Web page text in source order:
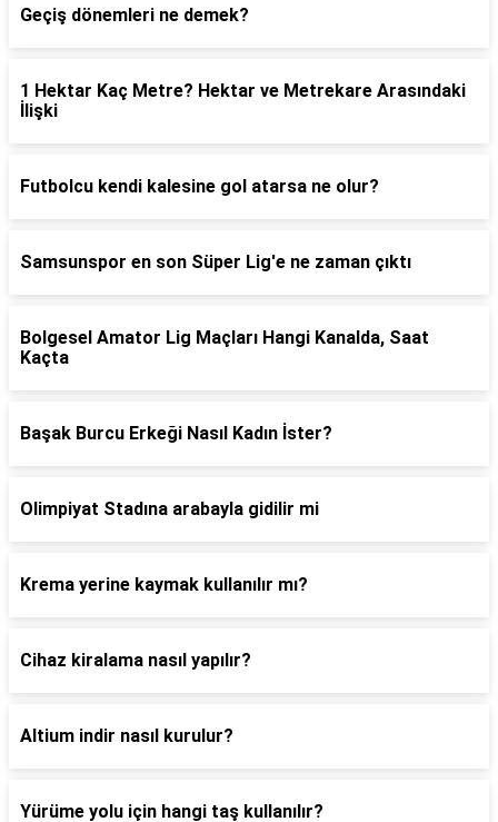
Geçiş dönemleri ne demek?
1 Hektar Kaç Metre? Hektar ve Metrekare Arasındaki
İlişki
Futbolcu kendi kalesine gol atarsa ne olur?
Samsunspor en son Süper Lig'e ne zaman çıktı
Bolgesel Amator Lig Maçları Hangi Kanalda, Saat
Kaçta
Başak Burcu Erkeği Nasıl Kadın İster?
Olimpiyat Stadına arabayla gidilir mi
Krema yerine kaymak kullanılır mı?
Cihaz kiralama nasıl yapılır?
Altium indir nasıl kurulur?
Yürüme yolu için hangi taş kullanılır?